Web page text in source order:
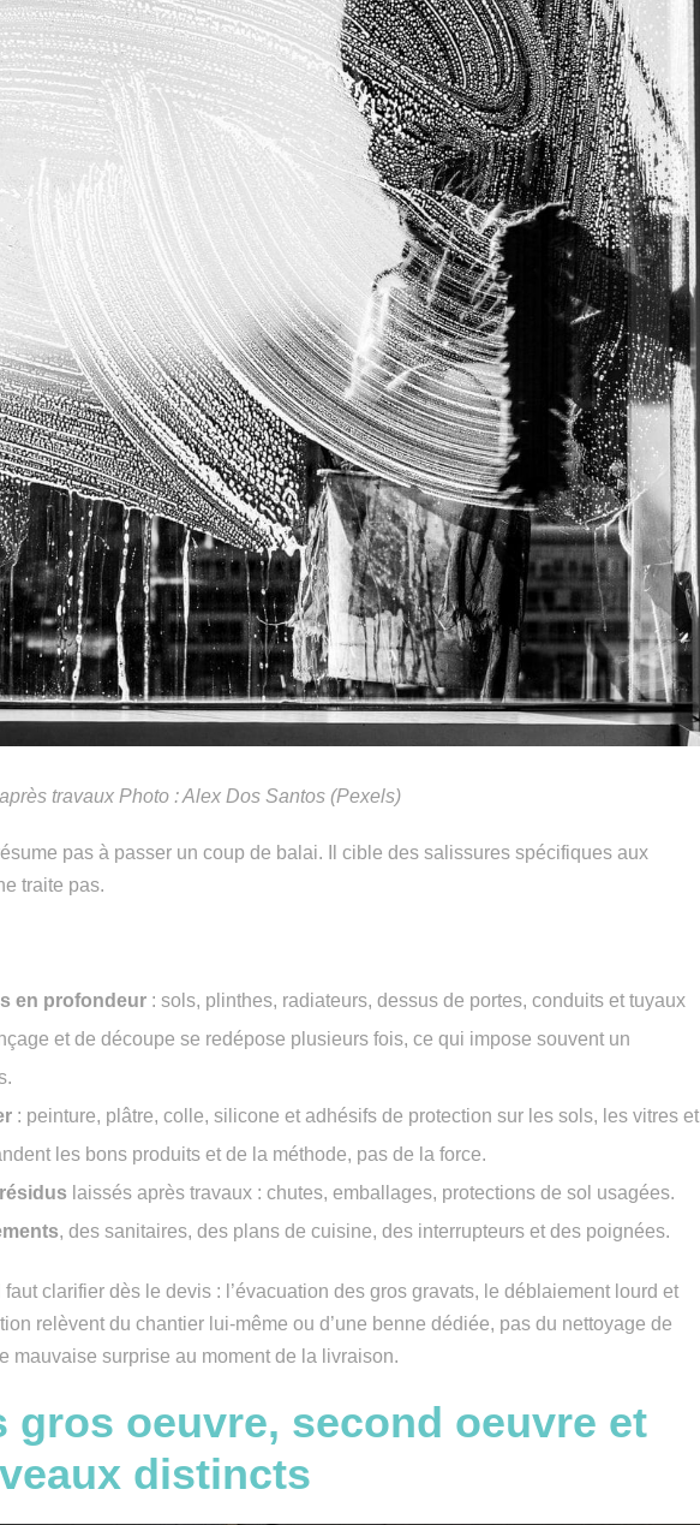
travaux Photo : Alex Dos Santos (Pexels)
pas à passer un coup de balai. Il cible des salissures spécifiques aux
traite pas.
en profondeur : sols, plinthes, radiateurs, dessus de portes, conduits et tuyaux
et de découpe se redépose plusieurs fois, ce qui impose souvent un
: peinture, plâtre, colle, silicone et adhésifs de protection sur les sols, les vitres et
les bons produits et de la méthode, pas de la force.
laissés après travaux : chutes, emballages, protections de sol usagées.
, des sanitaires, des plans de cuisine, des interrupteurs et des poignées.
faut clarifier dès le devis : l’évacuation des gros gravats, le déblaiement lourd et
relèvent du chantier lui-même ou d’une benne dédiée, pas du nettoyage de
mauvaise surprise au moment de la livraison.
gros oeuvre, second oeuvre et
distincts